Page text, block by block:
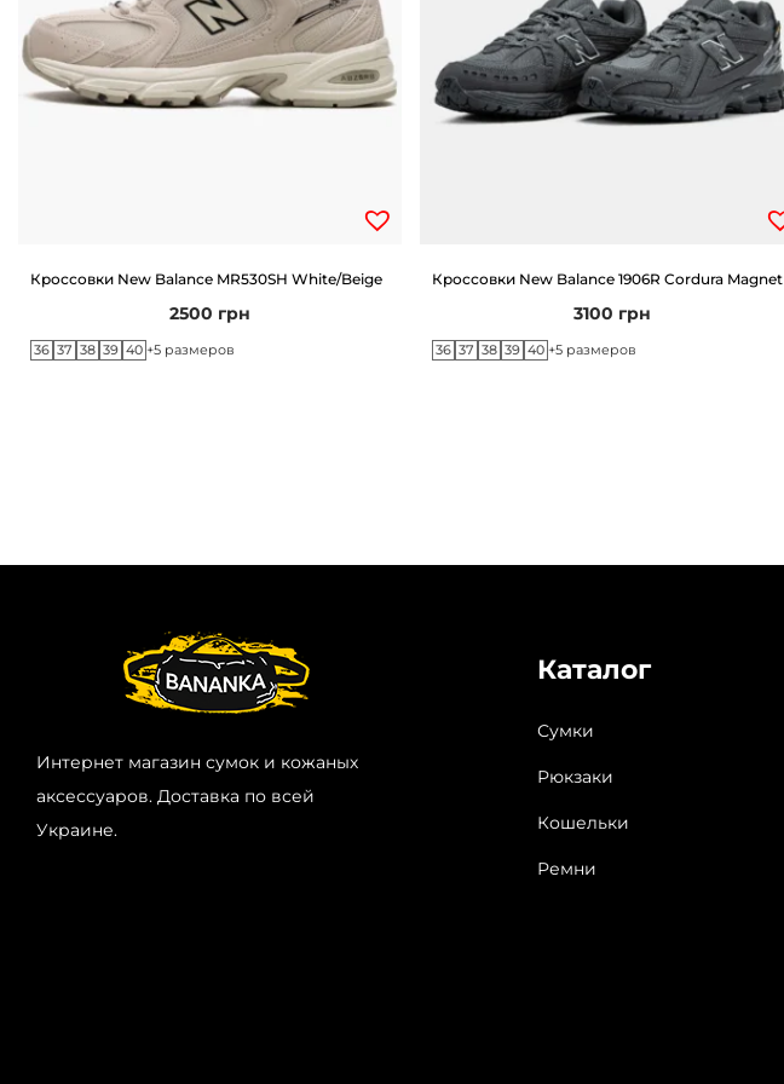
Кроссовки New Balance MR530SH White/Beige
2500 грн
36 37 38 39 40 +5 размеров
Кроссовки New Balance 1906R Cordura Magnet
3100 грн
36 37 38 39 40 +5 размеров
Интернет магазин сумок и кожаных
аксессуаров. Доставка по всей
Украине.
Каталог
Сумки
Рюкзаки
Кошельки
Ремни